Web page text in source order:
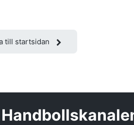
till startsidan